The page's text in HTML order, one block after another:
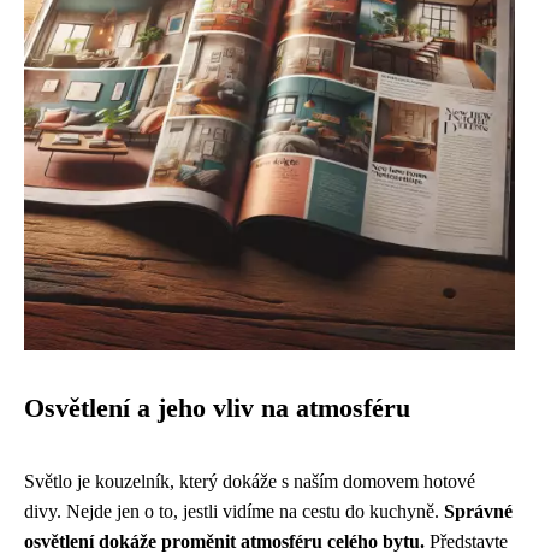
Osvětlení a jeho vliv na atmosféru
Světlo je kouzelník, který dokáže s naším domovem hotové
divy. Nejde jen o to, jestli vidíme na cestu do kuchyně. Správné
osvětlení dokáže proměnit atmosféru celého bytu. Představte